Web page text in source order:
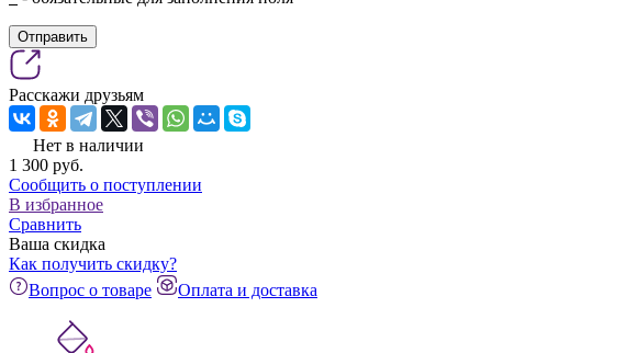
Отправить
Расскажи друзьям
Нет в наличии
1 300 pуб.
Сообщить о поступлении
В избранное
Сравнить
Ваша скидка
Как получить скидку?
Вопрос о товаре
Оплата и доставка